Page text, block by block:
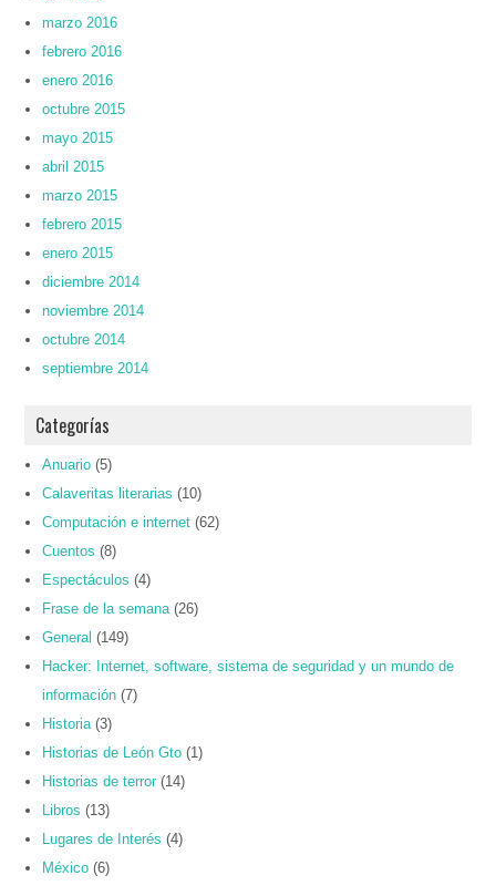
marzo 2016
febrero 2016
enero 2016
octubre 2015
mayo 2015
abril 2015
marzo 2015
febrero 2015
enero 2015
diciembre 2014
noviembre 2014
octubre 2014
septiembre 2014
Categorías
Anuario (5)
Calaveritas literarias (10)
Computación e internet (62)
Cuentos (8)
Espectáculos (4)
Frase de la semana (26)
General (149)
Hacker: Internet, software, sistema de seguridad y un mundo de
información (7)
Historia (3)
Historias de León Gto (1)
Historias de terror (14)
Libros (13)
Lugares de Interés (4)
México (6)